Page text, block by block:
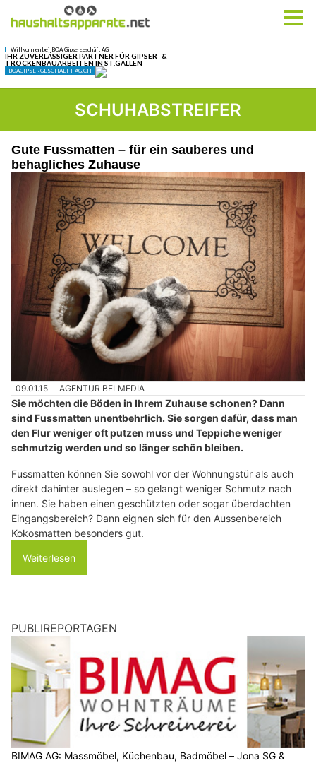
SCHUHABSTREIFER
Gute Fussmatten – für ein sauberes und
behagliches Zuhause
09.01.15 AGENTUR BELMEDIA
Sie möchten die Böden in Ihrem Zuhause schonen? Dann
sind Fussmatten unentbehrlich. Sie sorgen dafür, dass man
den Flur weniger oft putzen muss und Teppiche weniger
schmutzig werden und so länger schön bleiben.
Fussmatten können Sie sowohl vor der Wohnungstür als auch
direkt dahinter auslegen – so gelangt weniger Schmutz nach
innen. Sie haben einen geschützten oder sogar überdachten
Eingangsbereich? Dann eignen sich für den Aussenbereich
Kokosmatten besonders gut.
Weiterlesen
PUBLIREPORTAGEN
BIMAG AG: Massmöbel, Küchenbau, Badmöbel – Jona SG &